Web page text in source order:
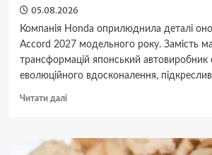
05.08.2026
Компанія Honda оприлюднила деталі
Accord 2027 модельного року. Замість
трансформацій японський
еволюційного вдосконалення,
Читати даліДокладніше
Accord
2027: